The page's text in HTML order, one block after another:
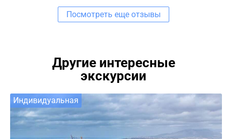
Посмотреть еще отзывы
Другие интересные
экскурсии
Индивидуальная